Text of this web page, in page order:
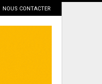
NOUS CONTACTER